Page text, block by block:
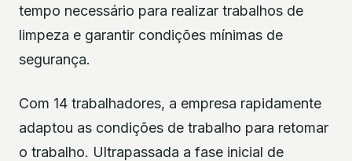
tempo necessário para realizar trabalhos de
limpeza e garantir condições mínimas de
segurança.
Com 14 trabalhadores, a empresa rapidamente
adaptou as condições de trabalho para retomar
o trabalho. Ultrapassada a fase inicial de